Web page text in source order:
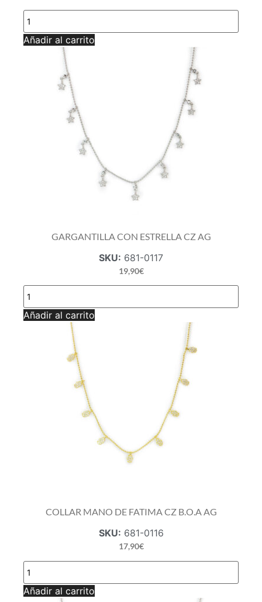
GARGANTILLA
CON
ESTRELLA
CZ
Añadir al carrito
GARGANTILLA CON ESTRELLA CZ AG
SKU: 681-0117
19,90€
GARGANTILLA
CON
ESTRELLA
CZ
Añadir al carrito
COLLAR MANO DE FATIMA CZ B.O.A AG
SKU: 681-0116
17,90€
COLLAR
MANO
DE
FATIMA
Añadir al carrito